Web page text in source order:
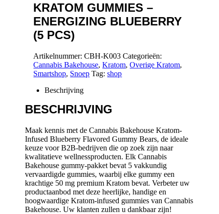
KRATOM GUMMIES –
ENERGIZING BLUEBERRY
(5 PCS)
Artikelnummer:CBH-K003 Categorieën:
Cannabis Bakehouse,Kratom,Overige Kratom,
Smartshop, Snoep Tag:shop
Beschrijving
BESCHRIJVING
Maak kennis met de Cannabis Bakehouse Kratom-
Infused Blueberry Flavored Gummy Bears, de ideale
keuze voor B2B-bedrijven die op zoek zijn naar
kwalitatieve wellnessproducten. Elk Cannabis
Bakehouse gummy-pakket bevat 5 vakkundig
vervaardigde gummies, waarbij elke gummy een
krachtige 50 mg premium Kratom bevat. Verbeter uw
productaanbod met deze heerlijke, handige en
hoogwaardige Kratom-infused gummies van Cannabis
Bakehouse. Uw klanten zullen u dankbaar zijn!